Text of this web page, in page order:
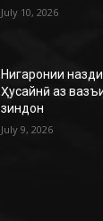
July 10, 2026
Нигаронии
Ҳусайнӣ аз
зиндон
July 9, 2026